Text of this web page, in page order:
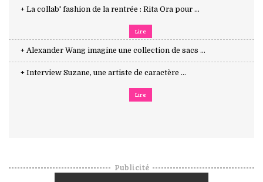
+ La collab' fashion de la rentrée : Rita Ora pour ...
Lire
+ Alexander Wang imagine une collection de sacs ...
+ Interview Suzane, une artiste de caractère ...
Lire
Publicité